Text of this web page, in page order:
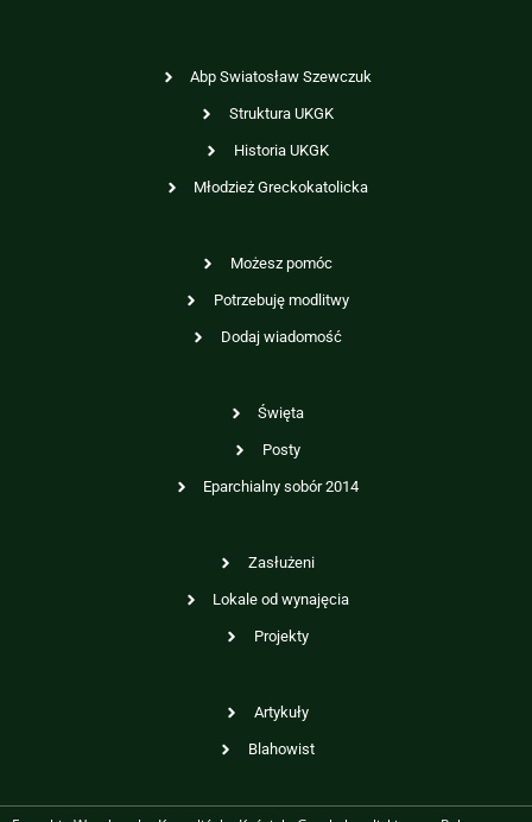
Abp Swiatosław Szewczuk
Struktura UKGK
Historia UKGK
Młodzież Greckokatolicka
Możesz pomóc
Potrzebuję modlitwy
Dodaj wiadomość
Święta
Posty
Eparchialny sobór 2014
Zasłużeni
Lokale od wynajęcia
Projekty
Artykuły
Blahowist